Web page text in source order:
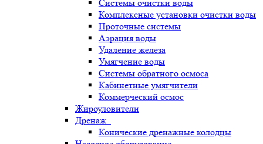
Системы очистки воды
Комплексные установки очистки воды
Проточные системы
Аэрация воды
Удаление железа
Умягчение воды
Системы обратного осмоса
Кабинетные умягчители
Коммерческий осмос
Жироуловители
Дренаж
Конические дренажные колодцы